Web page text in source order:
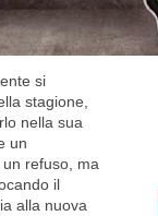
si
stagione,
nella sua
un
refuso, ma
il
alla nuova